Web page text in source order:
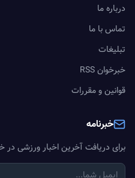
درباره ما
تماس با ما
تبلیغات
خبرخوان RSS
قوانین و مقررات
خبرنامه
برای دریافت آخرین اخبار ورزشی در